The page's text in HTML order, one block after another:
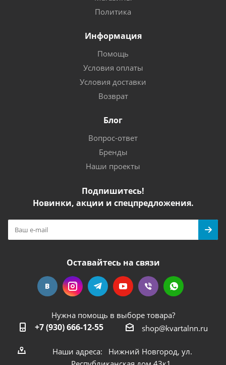
Политика
Информация
Помощь
Условия оплаты
Условия доставки
Возврат
Блог
Вопрос-ответ
Бренды
Наши проекты
Подпишитесь!
Новинки, акции и спецпредложения.
Оставайтесь на связи
Нужна помощь в выборе товара?
+7 (930) 666-12-55 shop@kvartalnn.ru
Наши адреса: Нижний Новгород, ул.